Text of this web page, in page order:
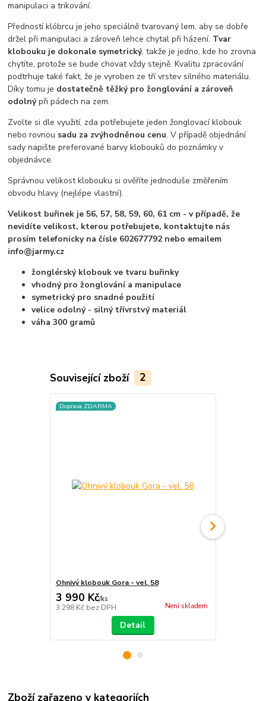
manipulaci a trikování.
Předností klóbrcu je jeho speciálně tvarovaný lem, aby se dobře
držel při manipulaci a zároveň lehce chytal při házení. Tvar
klobouku je dokonale symetrický, takže je jedno, kde ho zrovna
chytíte, protože se bude chovat vždy stejně. Kvalitu zpracování
podtrhuje také fakt, že je vyroben ze tří vrstev silného materiálu.
Díky tomu je dostatečně těžký pro žonglování a zároveň
odolnýpři pádech na zem.
Zvolte si dle využití, zda potřebujete jeden žonglovací klobouk
nebo rovnou sadu za zvýhodněnou cenu. V případě objednání
sady napište preferované barvy klobouků do poznámky v
objednávce.
Správnou velikost klobouku si ověříte jednoduše změřením
obvodu hlavy (nejlépe vlastní).
Velikost buřinek je 56, 57, 58, 59, 60, 61 cm - v případě, že
nevidíte velikost, kterou potřebujete, kontaktujte nás
prosím telefonicky na čísle 602677792 nebo emailem
info@jarmy.cz
žonglérský klobouk ve tvaru buřinky
vhodný pro žonglování a manipulace
symetrický pro snadné použití
velice odolný - silný třívrstvý materiál
váha 300 gramů
Související zboží 2
Doprava ZDARMA
Ohnivý klobouk Gora - vel. 58
3 990 Kč/ks
3 298 Kč bez DPH Není skladem
Detail
Zboží zařazeno v kategoriích